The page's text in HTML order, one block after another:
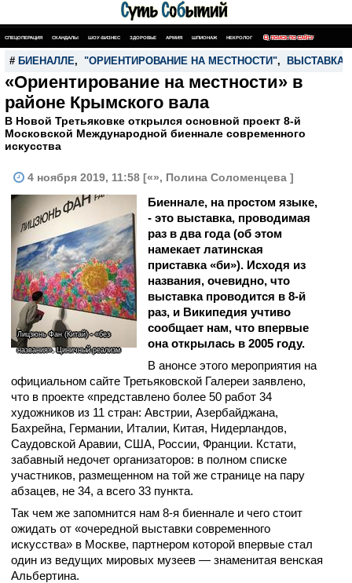
СПЕЦОПЕРАЦИЯ СКАНДАЛЫ ШОУ-БИЗНЕС ЗДОРОВЬЕ АРМИЯ ШПИОНАЖ НЕКРОЛОГ ПОИСК ПО САЙТУ
# БИЕНАЛЛЕ, "ОРИЕНТИРОВАНИЕ НА МЕСТНОСТИ", ВЫСТАВКА
«Ориентирование на местности» в
районе Крымского вала
В Новой Третьяковке открылся основной проект 8-й
Московской Международной биеннале современного
искусства
4 ноября 2019, 11:58 [«», Полина Соломенцева ]
Лицзюнь Фан (Китай) - «без
названия». Циничный реализм
Биеннале, на простом языке,
- это выставка, проводимая
раз в два года (об этом
намекает латинская
приставка «би»). Исходя из
названия, очевидно, что
выставка проводится в 8-й
раз, и Википедия учтиво
сообщает нам, что впервые
она открылась в 2005 году.
В анонсе этого мероприятия на
официальном сайте Третьяковской Галереи заявлено,
что в проекте «представлено более 50 работ 34
художников из 11 стран: Австрии, Азербайджана,
Бахрейна, Германии, Италии, Китая, Нидерландов,
Саудовской Аравии, США, России, Франции. Кстати,
забавный недочет организаторов: в полном списке
участников, размещенном на той же странице на пару
абзацев, не 34, а всего 33 пункта.
Так чем же запомнится нам 8-я биеннале и чего стоит
ожидать от «очередной выставки современного
искусства» в Москве, партнером которой впервые стал
один из ведущих мировых музеев — знаменитая венская
Альбертина.